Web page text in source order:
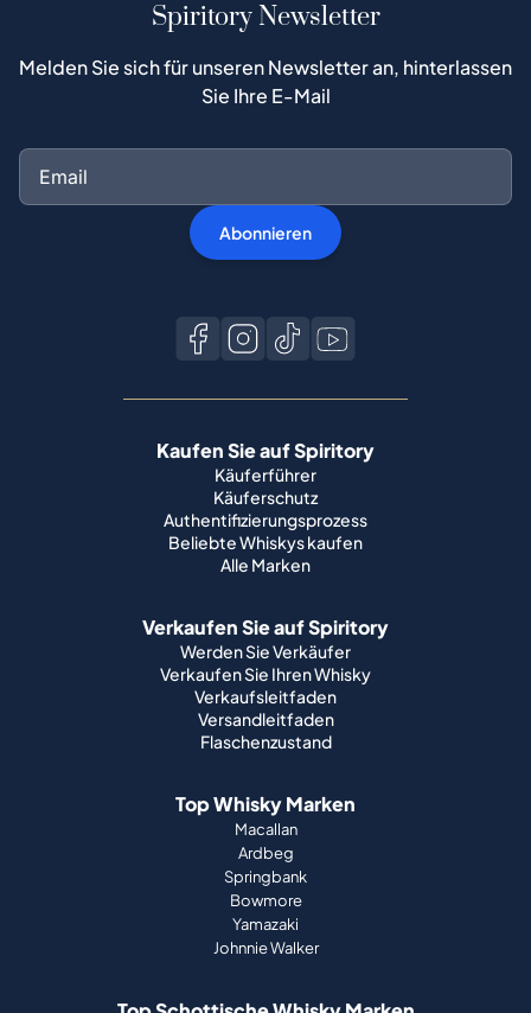
Spiritory Newsletter
Melden Sie sich für unseren Newsletter an, hinterlassen
Sie Ihre E-Mail
Abonnieren
Kaufen Sie auf Spiritory
Käuferführer
Käuferschutz
Authentifizierungsprozess
Beliebte Whiskys kaufen
Alle Marken
Verkaufen Sie auf Spiritory
Werden Sie Verkäufer
Verkaufen Sie Ihren Whisky
Verkaufsleitfaden
Versandleitfaden
Flaschenzustand
Top Whisky Marken
Macallan
Ardbeg
Springbank
Bowmore
Yamazaki
Johnnie Walker